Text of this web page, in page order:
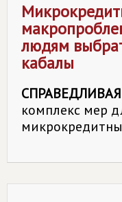
людям
кабалы
комплекс мер